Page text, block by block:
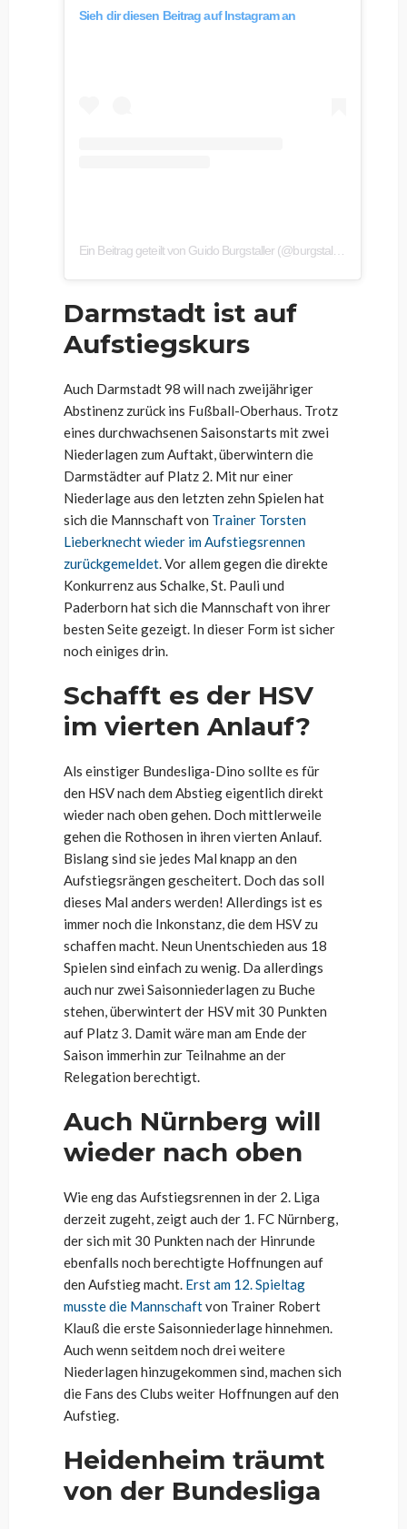
Sieh dir diesen Beitrag auf Instagram an
Darmstadt ist auf
Aufstiegskurs
Auch Darmstadt 98 will nach zweijähriger
Abstinenz zurück ins Fußball-Oberhaus. Trotz
eines durchwachsenen Saisonstarts mit zwei
Niederlagen zum Auftakt, überwintern die
Darmstädter auf Platz 2. Mit nur einer
Niederlage aus den letzten zehn Spielen hat
sich die Mannschaft von Trainer Torsten
Lieberknecht wieder im Aufstiegsrennen
zurückgemeldet . Vor allem gegen die direkte
Konkurrenz aus Schalke, St. Pauli und
Paderborn hat sich die Mannschaft von ihrer
besten Seite gezeigt. In dieser Form ist sicher
noch einiges drin.
Schafft es der HSV
im vierten Anlauf?
Als einstiger Bundesliga-Dino sollte es für
den HSV nach dem Abstieg eigentlich direkt
wieder nach oben gehen. Doch mittlerweile
gehen die Rothosen in ihren vierten Anlauf.
Bislang sind sie jedes Mal knapp an den
Aufstiegsrängen gescheitert. Doch das soll
dieses Mal anders werden! Allerdings ist es
immer noch die Inkonstanz, die dem HSV zu
schaffen macht. Neun Unentschieden aus 18
Spielen sind einfach zu wenig. Da allerdings
auch nur zwei Saisonniederlagen zu Buche
stehen, überwintert der HSV mit 30 Punkten
auf Platz 3. Damit wäre man am Ende der
Saison immerhin zur Teilnahme an der
Relegation berechtigt.
Auch Nürnberg will
wieder nach oben
Wie eng das Aufstiegsrennen in der 2. Liga
derzeit zugeht, zeigt auch der 1. FC Nürnberg,
der sich mit 30 Punkten nach der Hinrunde
ebenfalls noch berechtigte Hoffnungen auf
den Aufstieg macht. Erst am 12. Spieltag
musste die Mannschaftvon Trainer Robert
Klauß die erste Saisonniederlage hinnehmen.
Auch wenn seitdem noch drei weitere
Niederlagen hinzugekommen sind, machen sich
die Fans des Clubs weiter Hoffnungen auf den
Aufstieg.
Heidenheim träumt
von der Bundesliga